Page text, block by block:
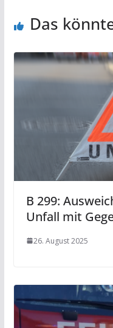
Das
B 299:
Unfall mit
26. August 2025